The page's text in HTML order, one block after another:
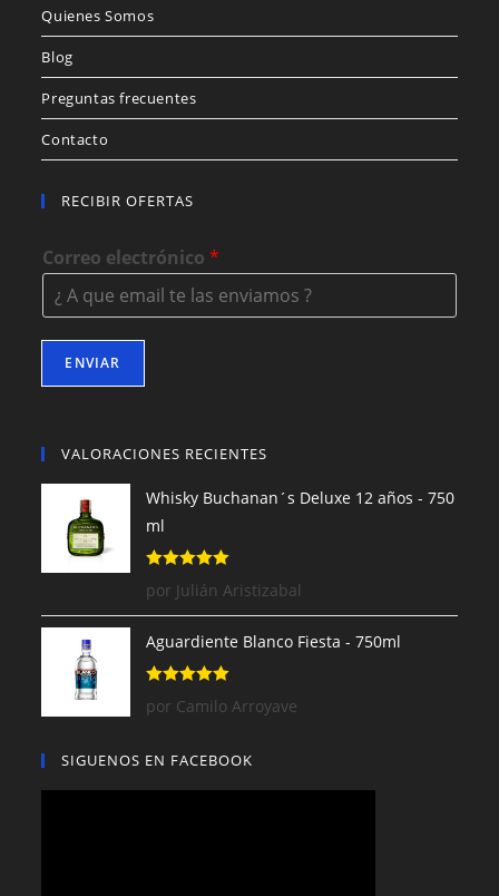
Quienes Somos
Blog
Preguntas frecuentes
Contacto
RECIBIR OFERTAS
Correo electrónico*
ENVIAR
VALORACIONES RECIENTES
Whisky Buchanan´s Deluxe 12 años - 750
ml
Valorado con
por Julián Aristizabal
Aguardiente Blanco Fiesta - 750ml
Valorado con
por Camilo Arroyave
SIGUENOS EN FACEBOOK